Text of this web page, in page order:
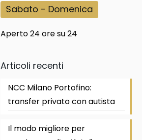
Sabato - Domenica
Aperto 24 ore su 24
Articoli recenti
NCC Milano Portofino:
transfer privato con autista
Il modo migliore per